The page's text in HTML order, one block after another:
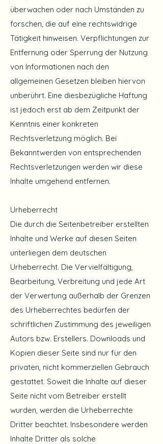
überwachen oder nach Umständen zu
forschen, die auf eine rechtswidrige
Tätigkeit hinweisen. Verpflichtungen zur
Entfernung oder Sperrung der Nutzung
von Informationen nach den
allgemeinen Gesetzen bleiben hiervon
unberührt. Eine diesbezügliche Haftung
ist jedoch erst ab dem Zeitpunkt der
Kenntnis einer konkreten
Rechtsverletzung möglich. Bei
Bekanntwerden von entsprechenden
Rechtsverletzungen werden wir diese
Inhalte umgehend entfernen.
Urheberrecht
Die durch die Seitenbetreiber erstellten
Inhalte und Werke auf diesen Seiten
unterliegen dem deutschen
Urheberrecht. Die Vervielfältigung,
Bearbeitung, Verbreitung und jede Art
der Verwertung außerhalb der Grenzen
des Urheberrechtes bedürfen der
schriftlichen Zustimmung des jeweiligen
Autors bzw. Erstellers. Downloads und
Kopien dieser Seite sind nur für den
privaten, nicht kommerziellen Gebrauch
gestattet. Soweit die Inhalte auf dieser
Seite nicht vom Betreiber erstellt
wurden, werden die Urheberrechte
Dritter beachtet. Insbesondere werden
Inhalte Dritter als solche